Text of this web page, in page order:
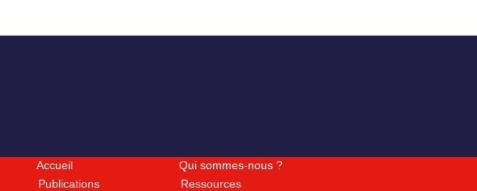
Accueil
Qui sommes-nous ?
Publications
Ressources